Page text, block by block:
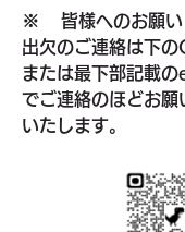
※ 皆様へのお願い
出欠のご連絡は下の
または最下部記載
でご連絡のほどお願
いたします。